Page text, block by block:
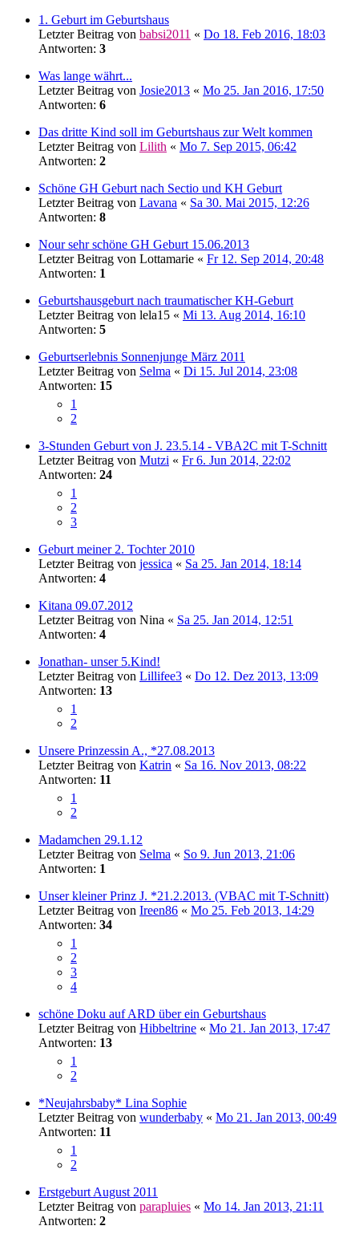
1. Geburt im Geburtshaus
Letzter Beitrag von babsi2011 « Do 18. Feb 2016, 18:03
Antworten: 3
Was lange währt...
Letzter Beitrag von Josie2013 « Mo 25. Jan 2016, 17:50
Antworten: 6
Das dritte Kind soll im Geburtshaus zur Welt kommen
Letzter Beitrag von Lilith « Mo 7. Sep 2015, 06:42
Antworten: 2
Schöne GH Geburt nach Sectio und KH Geburt
Letzter Beitrag von Lavana « Sa 30. Mai 2015, 12:26
Antworten: 8
Nour sehr schöne GH Geburt 15.06.2013
Letzter Beitrag von Lottamarie « Fr 12. Sep 2014, 20:48
Antworten: 1
Geburtshausgeburt nach traumatischer KH-Geburt
Letzter Beitrag von lela15 « Mi 13. Aug 2014, 16:10
Antworten: 5
Geburtserlebnis Sonnenjunge März 2011
Letzter Beitrag von Selma « Di 15. Jul 2014, 23:08
Antworten: 15
1
2
3-Stunden Geburt von J. 23.5.14 - VBA2C mit T-Schnitt
Letzter Beitrag von Mutzi « Fr 6. Jun 2014, 22:02
Antworten: 24
1
2
3
Geburt meiner 2. Tochter 2010
Letzter Beitrag von jessica « Sa 25. Jan 2014, 18:14
Antworten: 4
Kitana 09.07.2012
Letzter Beitrag von Nina « Sa 25. Jan 2014, 12:51
Antworten: 4
Jonathan- unser 5.Kind!
Letzter Beitrag von Lillifee3 « Do 12. Dez 2013, 13:09
Antworten: 13
1
2
Unsere Prinzessin A., *27.08.2013
Letzter Beitrag von Katrin « Sa 16. Nov 2013, 08:22
Antworten: 11
1
2
Madamchen 29.1.12
Letzter Beitrag von Selma « So 9. Jun 2013, 21:06
Antworten: 1
Unser kleiner Prinz J. *21.2.2013. (VBAC mit T-Schnitt)
Letzter Beitrag von Ireen86 « Mo 25. Feb 2013, 14:29
Antworten: 34
1
2
3
4
schöne Doku auf ARD über ein Geburtshaus
Letzter Beitrag von Hibbeltrine « Mo 21. Jan 2013, 17:47
Antworten: 13
1
2
*Neujahrsbaby* Lina Sophie
Letzter Beitrag von wunderbaby « Mo 21. Jan 2013, 00:49
Antworten: 11
1
2
Erstgeburt August 2011
Letzter Beitrag von parapluies « Mo 14. Jan 2013, 21:11
Antworten: 2